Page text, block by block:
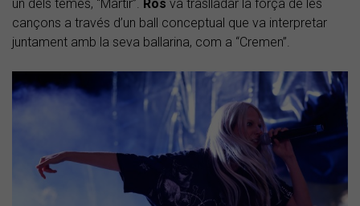
un dels temes, “Màrtir”. Ros va traslladar la força de les
cançons a través d’un ball conceptual que va interpretar
juntament amb la seva ballarina, com a “Cremen”.